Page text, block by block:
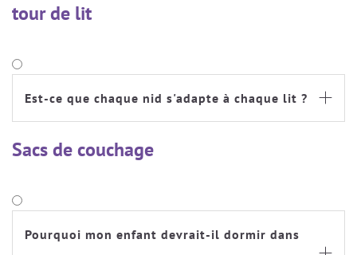
tour de lit
Est-ce que chaque nid s'adapte à chaque lit ? 
Sacs de couchage
Pourquoi mon enfant devrait-il dormir dans